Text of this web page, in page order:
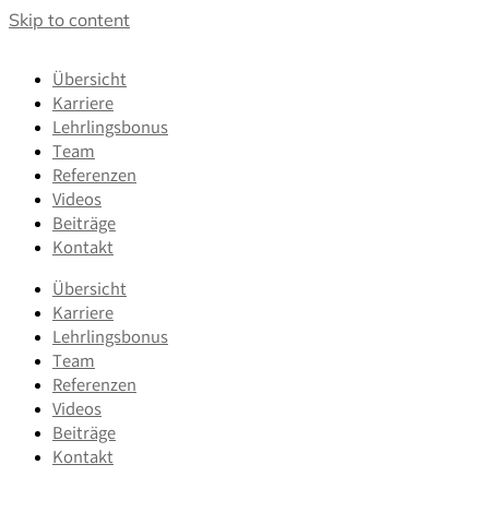
Skip to content
Übersicht
Karriere
Lehrlingsbonus
Team
Referenzen
Videos
Beiträge
Kontakt
Übersicht
Karriere
Lehrlingsbonus
Team
Referenzen
Videos
Beiträge
Kontakt